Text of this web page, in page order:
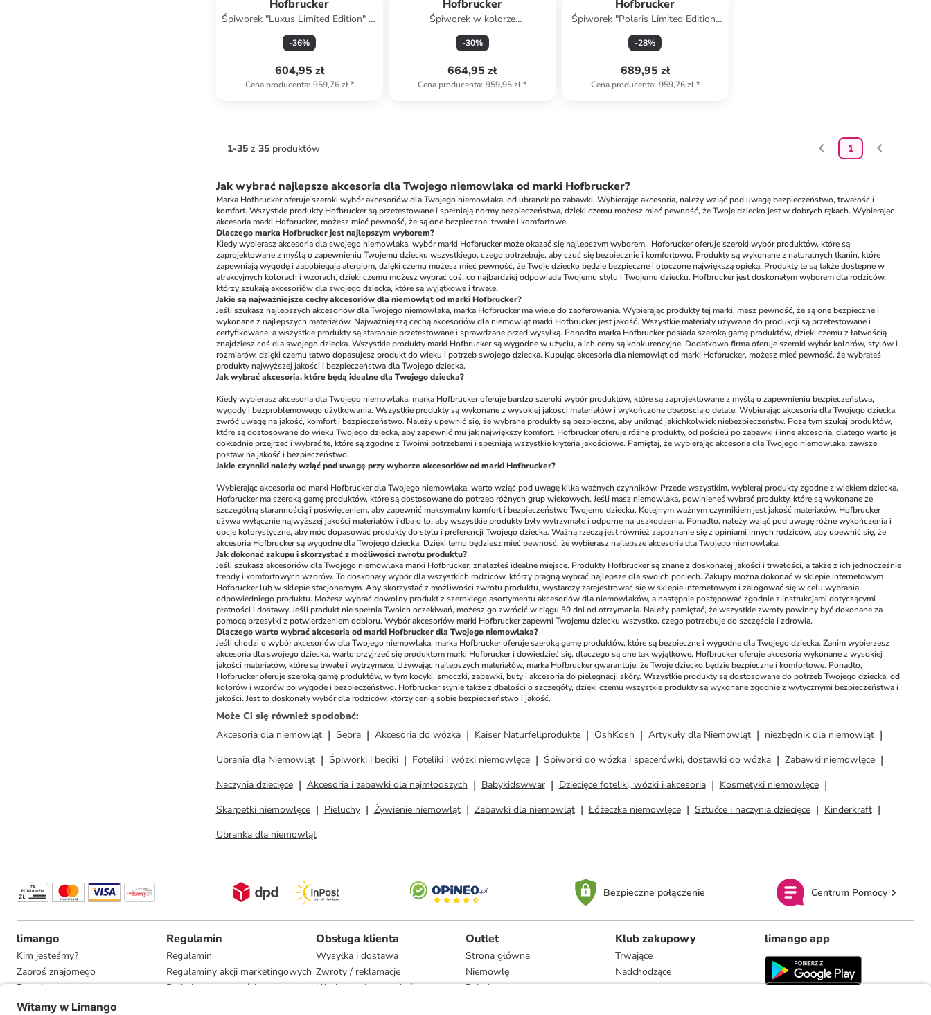
Hofbrucker
Śpiworek "Luxus Limited Edition" w
kolorze czarnym - 95 x 34 cm
-36%
604,95 zł
Cena producenta: 959,76 zł*
Hofbrucker
Śpiworek w kolorze
ciemnozielonym - 95 x 34 cm
-30%
664,95 zł
Cena producenta: 959,95 zł*
Hofbrucker
Śpiworek "Polaris Limited Edition"
w kolorze granatowym - 105 x 40
cm
-28%
689,95 zł
Cena producenta: 959,76 zł*
1-35 z 35 produktów 1
Jak wybrać najlepsze akcesoria dla Twojego niemowlaka od marki Hofbrucker?
Marka Hofbrucker oferuje szeroki wybór akcesoriów dla Twojego niemowlaka, od ubranek po zabawki. Wybierając akcesoria, należy wziąć pod uwagę bezpieczeństwo, trwałość i
komfort. Wszystkie produkty Hofbrucker są przetestowane i spełniają normy bezpieczeństwa, dzięki czemu możesz mieć pewność, że Twoje dziecko jest w dobrych rękach. Wybierając
akcesoria marki Hofbrucker, możesz mieć pewność, że są one bezpieczne, trwałe i komfortowe.
Dlaczego marka Hofbrucker jest najlepszym wyborem?
Kiedy wybierasz akcesoria dla swojego niemowlaka, wybór marki Hofbrucker może okazać się najlepszym wyborem.  Hofbrucker oferuje szeroki wybór produktów, które są
zaprojektowane z myślą o zapewnieniu Twojemu dziecku wszystkiego, czego potrzebuje, aby czuć się bezpiecznie i komfortowo. Produkty są wykonane z naturalnych tkanin, które
zapewniają wygodę i zapobiegają alergiom, dzięki czemu możesz mieć pewność, że Twoje dziecko będzie bezpieczne i otoczone największą opieką. Produkty te są także dostępne w
atrakcyjnych kolorach i wzorach, dzięki czemu możesz wybrać coś, co najbardziej odpowiada Twojemu stylu i Twojemu dziecku. Hofbrucker jest doskonałym wyborem dla rodziców,
którzy szukają akcesoriów dla swojego dziecka, które są wyjątkowe i trwałe.
Jakie są najważniejsze cechy akcesoriów dla niemowląt od marki Hofbrucker?
Jeśli szukasz najlepszych akcesoriów dla Twojego niemowlaka, marka Hofbrucker ma wiele do zaoferowania. Wybierając produkty tej marki, masz pewność, że są one bezpieczne i
wykonane z najlepszych materiałów. Najważniejszą cechą akcesoriów dla niemowląt marki Hofbrucker jest jakość. Wszystkie materiały używane do produkcji są przetestowane i
certyfikowane, a wszystkie produkty są starannie przetestowane i sprawdzane przed wysyłką. Ponadto marka Hofbrucker posiada szeroką gamę produktów, dzięki czemu z łatwością
znajdziesz coś dla swojego dziecka. Wszystkie produkty marki Hofbrucker są wygodne w użyciu, a ich ceny są konkurencyjne. Dodatkowo firma oferuje szeroki wybór kolorów, stylów i
rozmiarów, dzięki czemu łatwo dopasujesz produkt do wieku i potrzeb swojego dziecka. Kupując akcesoria dla niemowląt od marki Hofbrucker, możesz mieć pewność, że wybrałeś
produkty najwyższej jakości i bezpieczeństwa dla Twojego dziecka.
Jak wybrać akcesoria, które będą idealne dla Twojego dziecka?
Kiedy wybierasz akcesoria dla Twojego niemowlaka, marka Hofbrucker oferuje bardzo szeroki wybór produktów, które są zaprojektowane z myślą o zapewnieniu bezpieczeństwa,
wygody i bezproblemowego użytkowania. Wszystkie produkty są wykonane z wysokiej jakości materiałów i wykończone dbałością o detale. Wybierając akcesoria dla Twojego dziecka,
zwróć uwagę na jakość, komfort i bezpieczeństwo. Należy upewnić się, że wybrane produkty są bezpieczne, aby uniknąć jakichkolwiek niebezpieczeństw. Poza tym szukaj produktów,
które są dostosowane do wieku Twojego dziecka, aby zapewnić mu jak największy komfort. Hofbrucker oferuje różne produkty, od pościeli po zabawki i inne akcesoria, dlatego warto je
dokładnie przejrzeć i wybrać te, które są zgodne z Twoimi potrzebami i spełniają wszystkie kryteria jakościowe. Pamiętaj, że wybierając akcesoria dla Twojego niemowlaka, zawsze
postaw na jakość i bezpieczeństwo.
Jakie czynniki należy wziąć pod uwagę przy wyborze akcesoriów od marki Hofbrucker?
Wybierając akcesoria od marki Hofbrucker dla Twojego niemowlaka, warto wziąć pod uwagę kilka ważnych czynników. Przede wszystkim, wybieraj produkty zgodne z wiekiem dziecka.
Hofbrucker ma szeroką gamę produktów, które są dostosowane do potrzeb różnych grup wiekowych. Jeśli masz niemowlaka, powinieneś wybrać produkty, które są wykonane ze
szczególną starannością i poświęceniem, aby zapewnić maksymalny komfort i bezpieczeństwo Twojemu dziecku. Kolejnym ważnym czynnikiem jest jakość materiałów. Hofbrucker
używa wyłącznie najwyższej jakości materiałów i dba o to, aby wszystkie produkty były wytrzymałe i odporne na uszkodzenia. Ponadto, należy wziąć pod uwagę różne wykończenia i
opcje kolorystyczne, aby móc dopasować produkty do stylu i preferencji Twojego dziecka. Ważną rzeczą jest również zapoznanie się z opiniami innych rodziców, aby upewnić się, że
akcesoria Hofbrucker są wygodne dla Twojego dziecka. Dzięki temu będziesz mieć pewność, że wybierasz najlepsze akcesoria dla Twojego niemowlaka.
Jak dokonać zakupu i skorzystać z możliwości zwrotu produktu?
Jeśli szukasz akcesoriów dla Twojego niemowlaka marki Hofbrucker, znalazłeś idealne miejsce. Produkty Hofbrucker są znane z doskonałej jakości i trwałości, a także z ich jednocześnie
trendy i komfortowych wzorów. To doskonały wybór dla wszystkich rodziców, którzy pragną wybrać najlepsze dla swoich pociech. Zakupy można dokonać w sklepie internetowym
Hofbrucker lub w sklepie stacjonarnym. Aby skorzystać z możliwości zwrotu produktu, wystarczy zarejestrować się w sklepie internetowym i zalogować się w celu wybrania
odpowiedniego produktu. Możesz wybrać dowolny produkt z szerokiego asortymentu akcesoriów dla niemowlaków, a następnie postępować zgodnie z instrukcjami dotyczącymi
płatności i dostawy. Jeśli produkt nie spełnia Twoich oczekiwań, możesz go zwrócić w ciągu 30 dni od otrzymania. Należy pamiętać, że wszystkie zwroty powinny być dokonane za
pomocą przesyłki z potwierdzeniem odbioru. Wybór akcesoriów marki Hofbrucker zapewni Twojemu dziecku wszystko, czego potrzebuje do szczęścia i zdrowia.
Dlaczego warto wybrać akcesoria od marki Hofbrucker dla Twojego niemowlaka?
Jeśli chodzi o wybór akcesoriów dla Twojego niemowlaka, marka Hofbrucker oferuje szeroką gamę produktów, które są bezpieczne i wygodne dla Twojego dziecka. Zanim wybierzesz
akcesoria dla swojego dziecka, warto przyjrzeć się produktom marki Hofbrucker i dowiedzieć się, dlaczego są one tak wyjątkowe. Hofbrucker oferuje akcesoria wykonane z wysokiej
jakości materiałów, które są trwałe i wytrzymałe. Używając najlepszych materiałów, marka Hofbrucker gwarantuje, że Twoje dziecko będzie bezpieczne i komfortowe. Ponadto,
Hofbrucker oferuje szeroką gamę produktów, w tym kocyki, smoczki, zabawki, buty i akcesoria do pielęgnacji skóry. Wszystkie produkty są dostosowane do potrzeb Twojego dziecka, od
kolorów i wzorów po wygodę i bezpieczeństwo. Hofbrucker słynie także z dbałości o szczegóły, dzięki czemu wszystkie produkty są wykonane zgodnie z wytycznymi bezpieczeństwa i
jakości. Jest to doskonały wybór dla rodziców, którzy cenią sobie bezpieczeństwo i jakość.
Może Ci się również spodobać:
Akcesoria dla niemowląt
Sebra Akcesoria do wózka Kaiser Naturfellprodukte OshKosh Artykuły dla Niemowląt
niezbędnik dla niemowląt
Ubrania dla Niemowląt
Śpiworki i beciki Foteliki i wózki niemowlęce Śpiworki do wózka i spacerówki, dostawki do wózka
Zabawki niemowlęce
Naczynia dziecięce
Akcesoria i zabawki dla najmłodszych Babykidswwar Dziecięce foteliki, wózki i akcesoria
Kosmetyki niemowlęce
Skarpetki niemowlęce
Pieluchy Żywienie niemowląt Zabawki dla niemowląt Łóżeczka niemowlęce Sztućce i naczynia dziecięce
Kinderkraft
Ubranka dla niemowląt
Bezpieczne połączenie Centrum Pomocy
limango
Kim jesteśmy?
Zaproś znajomego
Pracuj u nas
Informacje dla prasy
Regulamin
Regulamin
Regulaminy akcji marketingowych
Polityka prywatności
Obsługa klienta
Wysyłka i dostawa
Zwroty / reklamacje
Użytkowanie produktów
Outlet
Strona główna
Niemowlę
Dziecko
Klub zakupowy
Trwające
Nadchodzące
limango app